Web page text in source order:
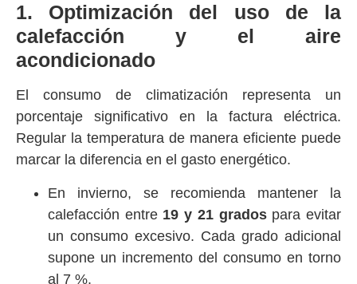
1. Optimización del uso de la
calefacción y el aire
acondicionado
El consumo de climatización representa un
porcentaje significativo en la factura eléctrica.
Regular la temperatura de manera eficiente puede
marcar la diferencia en el gasto energético.
En invierno, se recomienda mantener la
calefacción entre 19 y 21 gradospara evitar
un consumo excesivo. Cada grado adicional
supone un incremento del consumo en torno
al 7 %.